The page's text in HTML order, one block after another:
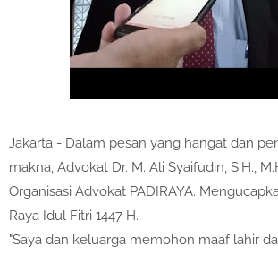
Jakarta - Dalam pesan yang hangat dan
makna, Advokat Dr. M. Ali Syaifudin, S.H.,
Organisasi Advokat PADIRAYA.
Raya Idul Fitri 1447 H.
"Saya dan keluarga memohon maaf lahir